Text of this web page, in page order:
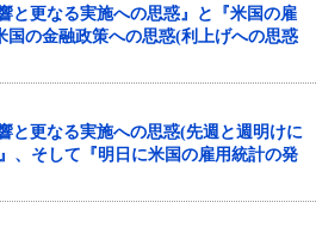
と更なる実施への思惑』と『米国の雇
国の金融政策への思惑(利上げへの思惑
と更なる実施への思惑(先週と週明けに
、そして『明日に米国の雇用統計の発